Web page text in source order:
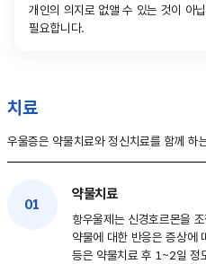
개인의 의지로 없앨 수 있는 것이 아
필요합니다.
치료
우울증은 약물치료와 정신치료를 함께 하
01
약물치료
항우울제는 신경호르몬을
약물에 대한 반응은 증상에
등은 약물치료 후 1~2일 정